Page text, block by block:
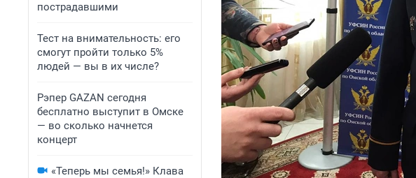
пострадавшими
Тест на внимательность: его
смогут пройти только 5%
людей — вы в их числе?
Рэпер GAZAN сегодня
бесплатно выступит в Омске
— во сколько начнется
концерт
«Теперь мы семья!» Клава